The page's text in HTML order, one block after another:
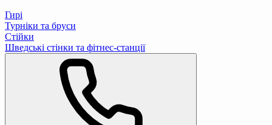
Гирі
Турніки та бруси
Стійки
Шведські стінки та фітнес-станції